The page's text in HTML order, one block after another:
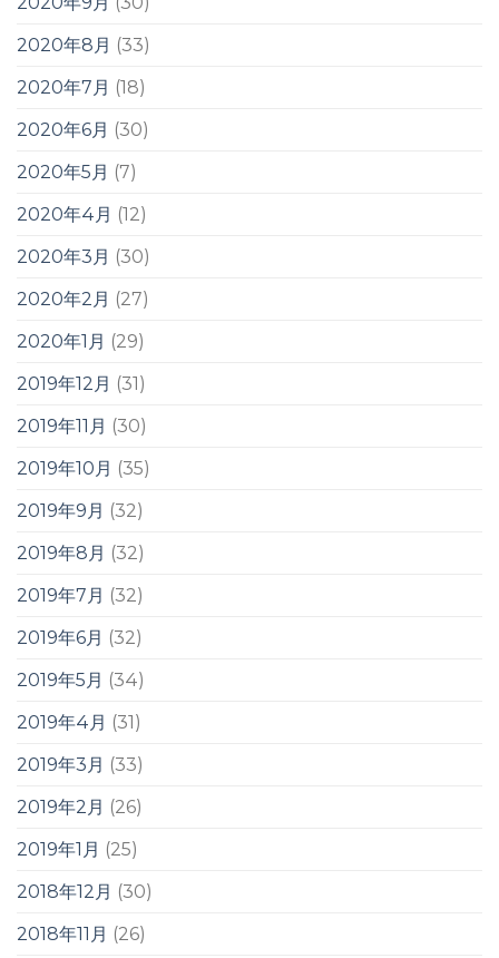
2020年8月 (33)
2020年7月 (18)
2020年6月 (30)
2020年5月 (7)
2020年4月 (12)
2020年3月 (30)
2020年2月 (27)
2020年1月 (29)
2019年12月 (31)
2019年11月 (30)
2019年10月 (35)
2019年9月 (32)
2019年8月 (32)
2019年7月 (32)
2019年6月 (32)
2019年5月 (34)
2019年4月 (31)
2019年3月 (33)
2019年2月 (26)
2019年1月 (25)
2018年12月 (30)
2018年11月 (26)